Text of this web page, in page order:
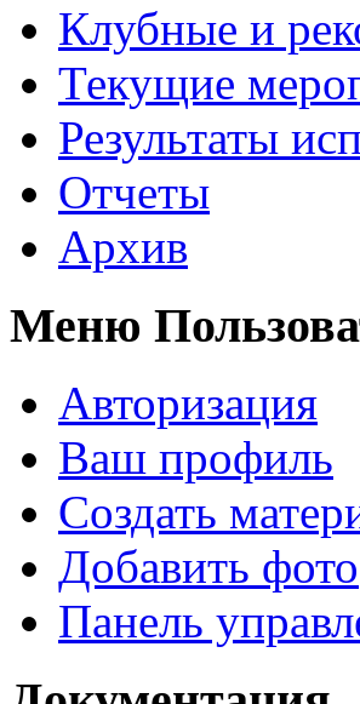
Клубные и
Текущие
Результаты
Отчеты
Архив
Меню
Авторизация
Ваш профиль
Создать
Добавить фото
Панель